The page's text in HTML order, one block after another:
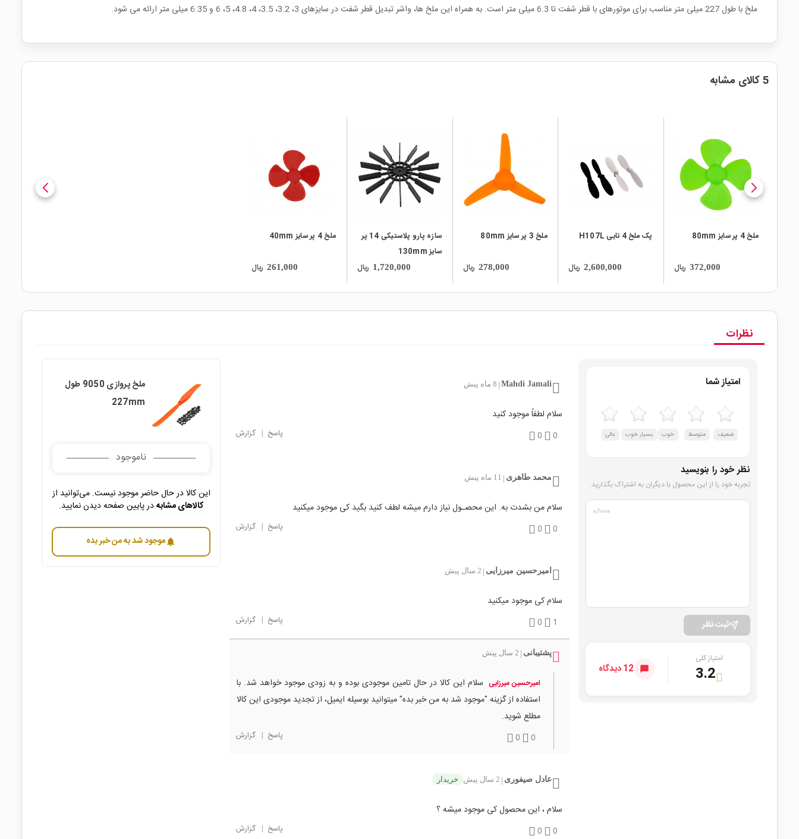
ملخ با طول 227 میلی متر مناسب برای موتورهای با قطر شفت تا 6.3 میلی متر است. به همراه این ملخ ها، واشر تبدیل قطر شفت در سایزهای 3، 3.2، 3.5، 4، 4.8، 5، 6 و 6.35 میلی متر ارائه می شود.
5 کالای مشابه
ملخ 4 پر سایز 80mm
372,000 ریال
پک ملخ 4 تایی H107L
2,600,000 ریال
ملخ 3 پر سایز 80mm
278,000 ریال
سازه پارو پلاستیکی 14 پر
سایز 130mm
1,720,000 ریال
ملخ 4 پر سایز 40mm
261,000 ریال
نظرات
امتیاز شما
ضعیف متوسط خوب بسیار خوب عالی
نظر خود را بنویسید
تجربه خود را از این محصول با دیگران به اشتراک بگذارید.
۰/۱۰۰۰
ثبت نظر
امتیاز کلی
3.2 12 دیدگاه
Mahdi Jamali
| 8 ماه پیش
سلام لطفاً موجود کنید
0
0 پاسخ | گزارش
محمد طاهری | 11 ماه پیش
سلام من بشدت به. این محصـول نیاز دارم میشه لطف کنید بگید کی موجود میکنید
0
0 پاسخ | گزارش
امیرحسین میرزایی | 2 سال پیش
سلام کی موجود میکنید
1
0 پاسخ | گزارش
پشتیبانی | 2 سال پیش
امیرحسین میرزایی سلام این کالا در حال تامین موجودی بوده و به زودی موجود خواهد شد. با
استفاده از گزینه "موجود شد به من خبر بده" میتوانید بوسیله ایمیل، از تجدید موجودی این کالا
مطلع شوید.
0
0 پاسخ | گزارش
عادل صیفوری | 2 سال پیش خریدار
سلام ، این محصول کی موجود میشه ؟
0
0 پاسخ | گزارش
ملخ پروازی 9050 طول
227mm
ناموجود
این کالا در حال حاضر موجود نیست. می‌توانید از
کالاهای مشابهدر پایین صفحه دیدن نمایید.
notificationsموجود شد به من خبر بده